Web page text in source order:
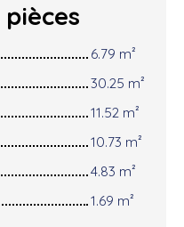
pièces
6.79 m²
30.25 m²
11.52 m²
10.73 m²
4.83 m²
1.69 m²